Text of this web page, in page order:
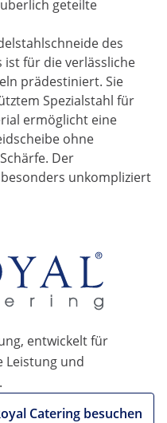
geteilte
des
ist für die verlässliche
prädestiniert. Sie
Spezialstahl für
ermöglicht eine
ohne
Der
unkompliziert
entwickelt für
Leistung und
Catering besuchen